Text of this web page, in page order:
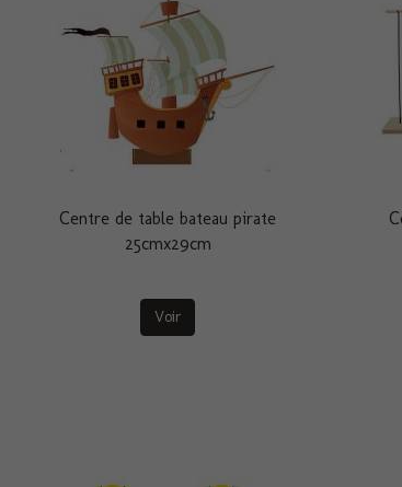
Centre de table bateau pirate
25cmx29cm
Voir